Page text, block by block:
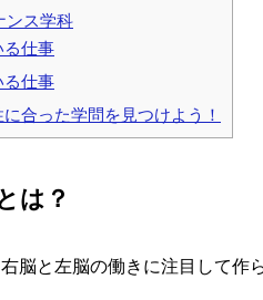
ンス学科
る仕事
る仕事
合った学問を見つけよう！
は？
脳と左脳の働きに注目して作